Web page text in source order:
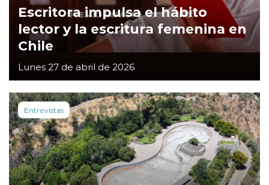
Escritora impulsa el hábito
lector y la escritura femenina en
Chile
Lunes 27 de abril de 2026
Entrevistas